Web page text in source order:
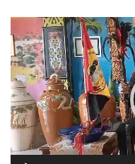
Pemutar
Video